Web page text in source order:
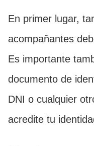
En primer lugar,
acompañantes
Es importante
documento de
DNI o cualquier
acredite tu